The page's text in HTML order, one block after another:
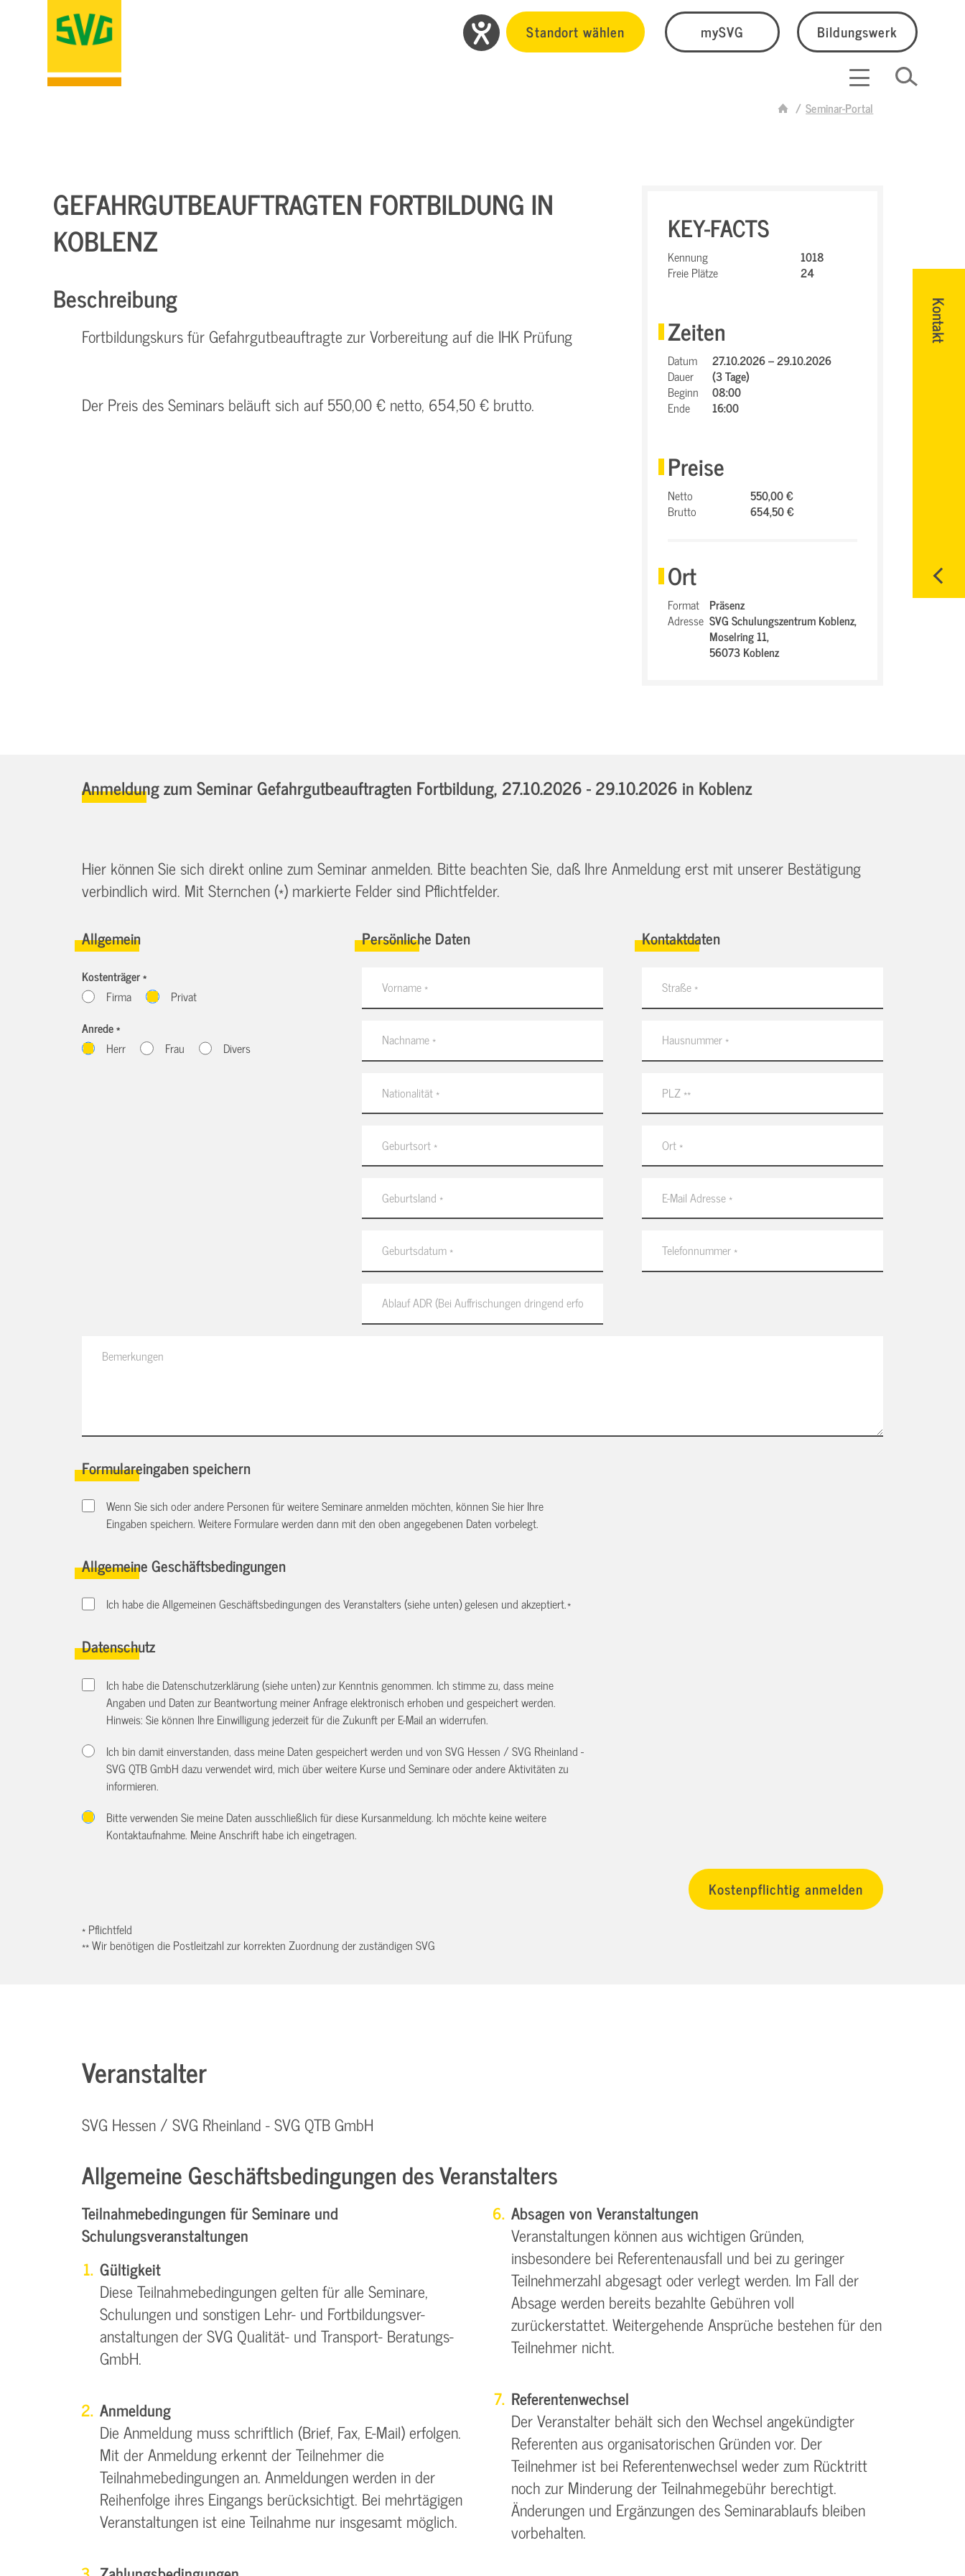
Standort wählen mySVG Bildungswerk
Seminar-Portal
Kontakt
GEFAHRGUTBEAUFTRAGTEN FORTBILDUNG IN
KOBLENZ
Beschreibung
Fortbildungskurs für Gefahrgutbeauftragte zur Vorbereitung auf die IHK Prüfung
Der Preis des Seminars beläuft sich auf 550,00 € netto, 654,50 € brutto.
KEY-FACTS
Kennung
1018
Freie Plätze
24
Zeiten
Datum
27.10.2026 – 29.10.2026
Dauer
(3 Tage)
Beginn
08:00
Ende
16:00
Preise
Netto
550,00 €
Brutto
654,50 €
Ort
Format Präsenz
Adresse SVG Schulungszentrum Koblenz,
Moselring 11,
56073 Koblenz
Anmeldung zum Seminar Gefahrgutbeauftragten Fortbildung, 27.10.2026 - 29.10.2026 in Koblenz
Hier können Sie sich direkt online zum Seminar anmelden. Bitte beachten Sie, daß Ihre Anmeldung erst mit unserer Bestätigung
verbindlich wird. Mit Sternchen (*) markierte Felder sind Pflichtfelder.
Allgemein
Kostenträger *
Firma
Privat
Anrede *
Herr
Frau Divers
Persönliche Daten Kontaktdaten
Formulareingaben speichern
Wenn Sie sich oder andere Personen für weitere Seminare anmelden möchten, können Sie hier Ihre
Eingaben speichern. Weitere Formulare werden dann mit den oben angegebenen Daten vorbelegt.
Allgemeine Geschäftsbedingungen
Ich habe die Allgemeinen Geschäftsbedingungen des Veranstalters (siehe unten) gelesen und akzeptiert.*
Datenschutz
Ich habe die Datenschutzerklärung (siehe unten) zur Kenntnis genommen. Ich stimme zu, dass meine
Angaben und Daten zur Beantwortung meiner Anfrage elektronisch erhoben und gespeichert werden.
Hinweis: Sie können Ihre Einwilligung jederzeit für die Zukunft per E-Mail anwiderrufen.
Ich bin damit einverstanden, dass meine Daten gespeichert werden und von SVG Hessen / SVG Rheinland -
SVG QTB GmbH dazu verwendet wird, mich über weitere Kurse und Seminare oder andere Aktivitäten zu
informieren.
Bitte verwenden Sie meine Daten ausschließlich für diese Kursanmeldung. Ich möchte keine weitere
Kontaktaufnahme. Meine Anschrift habe ich eingetragen.
* Pflichtfeld
** Wir benötigen die Postleitzahl zur korrekten Zuordnung der zuständigen SVG
Veranstalter
SVG Hessen / SVG Rheinland - SVG QTB GmbH
Allgemeine Geschäftsbedingungen des Veranstalters
Teilnahmebedingungen für Seminare und
Schulungsveranstaltungen
Gültigkeit
Diese Teilnahmebedingungen gelten für alle Seminare,
Schulungen und sonstigen Lehr- und Fortbildungsver-
anstaltungen der SVG Qualität- und Transport- Beratungs-
GmbH.
Anmeldung
Die Anmeldung muss schriftlich (Brief, Fax, E-Mail) erfolgen.
Mit der Anmeldung erkennt der Teilnehmer die
Teilnahmebedingungen an. Anmeldungen werden in der
Reihenfolge ihres Eingangs berücksichtigt. Bei mehrtägigen
Veranstaltungen ist eine Teilnahme nur insgesamt möglich.
Absagen von Veranstaltungen
Veranstaltungen können aus wichtigen Gründen,
insbesondere bei Referentenausfall und bei zu geringer
Teilnehmerzahl abgesagt oder verlegt werden. Im Fall der
Absage werden bereits bezahlte Gebühren voll
zurückerstattet. Weitergehende Ansprüche bestehen für den
Teilnehmer nicht.
Referentenwechsel
Der Veranstalter behält sich den Wechsel angekündigter
Referenten aus organisatorischen Gründen vor. Der
Teilnehmer ist bei Referentenwechsel weder zum Rücktritt
noch zur Minderung der Teilnahmegebühr berechtigt.
Änderungen und Ergänzungen des Seminarablaufs bleiben
vorbehalten.